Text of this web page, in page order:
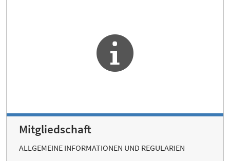
Mitgliedschaft
ALLGEMEINE INFORMATIONEN UND REGULARIEN